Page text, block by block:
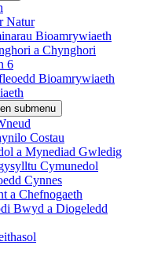
Natur
Bioamrywiaeth
a Chynghori
6
Bioamrywiaeth
submenu
Costau
a Mynediad Gwledig
Cymunedol
Cynnes
a Chefnogaeth
Bwyd a Diogeledd